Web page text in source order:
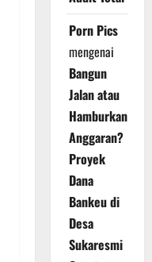
Porn Pics
mengenai
Bangun
Jalan atau
Hamburkan
Anggaran?
Proyek
Dana
Bankeu di
Desa
Sukaresmi